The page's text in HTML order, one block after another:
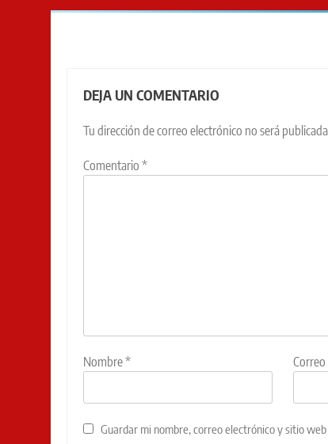
DEJA UN COMENTARIO
Tu dirección de correo electrónico no será
Comentario *
Nombre*
Guardar mi nombre, correo electrónico y sitio